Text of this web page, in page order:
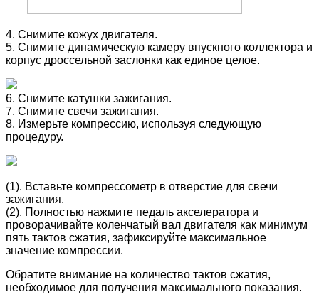
4. Снимите кожух двигателя.
5. Снимите динамическую камеру впускного коллектора и
корпус дроссельной заслонки как единое целое.
6. Снимите катушки зажигания.
7. Снимите свечи зажигания.
8. Измерьте компрессию, используя следующую
процедуру.
(1). Вставьте компрессометр в отверстие для свечи
зажигания.
(2). Полностью нажмите педаль акселератора и
проворачивайте коленчатый вал двигателя как минимум
пять тактов сжатия, зафиксируйте максимальное
значение компрессии.
Обратите внимание на количество тактов сжатия,
необходимое для получения максимального показания.